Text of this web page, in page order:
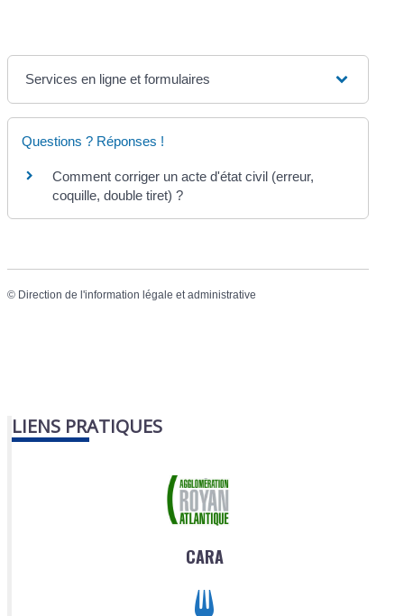
Services en ligne et formulaires
Questions ? Réponses !
Comment corriger un acte d'état civil (erreur,
coquille, double tiret) ?
© Direction de l'information légale et administrative
LIENS PRATIQUES
CARA